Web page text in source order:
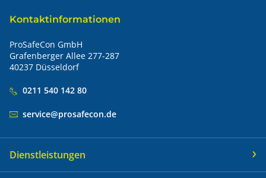
Kontaktinformationen
ProSafeCon GmbH
Grafenberger Allee 277-287
40237 Düsseldorf
0211 540 142 80
service@prosafecon.de
Dienstleistungen